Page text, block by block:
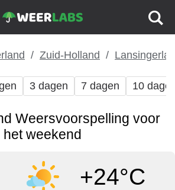
Zuid-Holland
3 dagen 7 dagen 10
Weersvoorspelling voor
het weekend
+24°C